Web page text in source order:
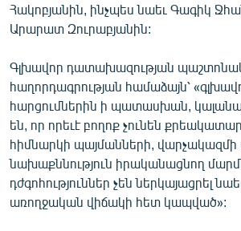
ՏԵՍԱՆՅՈՒԹԵՐ
ԲԱՆԱՎԵՃ
ՁԳՏԵԼՈՎ ԼԱՎԱԳՈՒՅՆԻՆ
ՓՈԴՔԱՍԹ
Հայերեն
English
Русский
Հակոբյանին, ինչպես նաեւ Գագիկ
Արարատ Զուրաբյանին:
Գլխավոր դատախազության
հաղորդագրության համաձայն՝
հարցումներին ի պատասխան,
են, որ որեւէ բողոք չունեն
հիմնարկի պայմանների, վարչակազմի
նախաքննություն իրականացնող
դժգոհություններ չեն ներկայացրել
առողջական վիճակի հետ կապված»: